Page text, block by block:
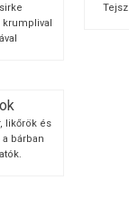
likőrök és
bárban